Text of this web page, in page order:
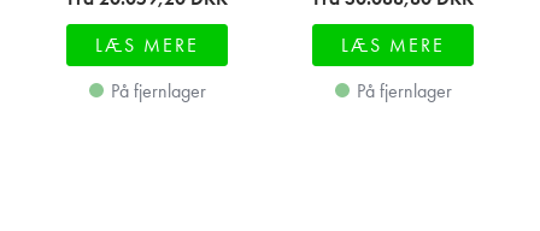
LÆS MERE
På fjernlager
LÆS MERE
På fjernlager